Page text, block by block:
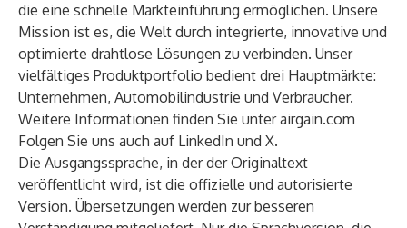
die eine schnelle Markteinführung ermöglichen. Unsere
Mission ist es, die Welt durch integrierte, innovative und
optimierte drahtlose Lösungen zu verbinden. Unser
vielfältiges Produktportfolio bedient drei Hauptmärkte:
Unternehmen, Automobilindustrie und Verbraucher.
Weitere Informationen finden Sie unterairgain.com
Folgen Sie uns auch auf LinkedIn und X.
Die Ausgangssprache, in der der Originaltext
veröffentlicht wird, ist die offizielle und autorisierte
Version. Übersetzungen werden zur besseren